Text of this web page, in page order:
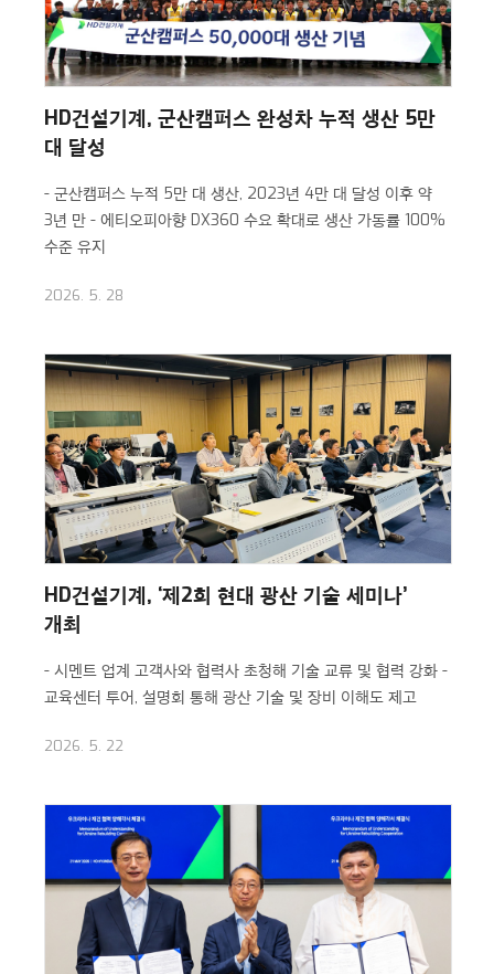
HD건설기계, 군산캠퍼스 완성차 누적 생산 5만
대 달성
- 군산캠퍼스 누적 5만 대 생산, 2023년 4만 대 달성 이후 약
3년 만 - 에티오피아향 DX360 수요 확대로 생산 가동률 100%
수준 유지
2026. 5. 28
HD건설기계, ‘제2회 현대 광산 기술 세미나’
개최
- 시멘트 업계 고객사와 협력사 초청해 기술 교류 및 협력 강화 -
교육센터 투어, 설명회 통해 광산 기술 및 장비 이해도 제고
2026. 5. 22